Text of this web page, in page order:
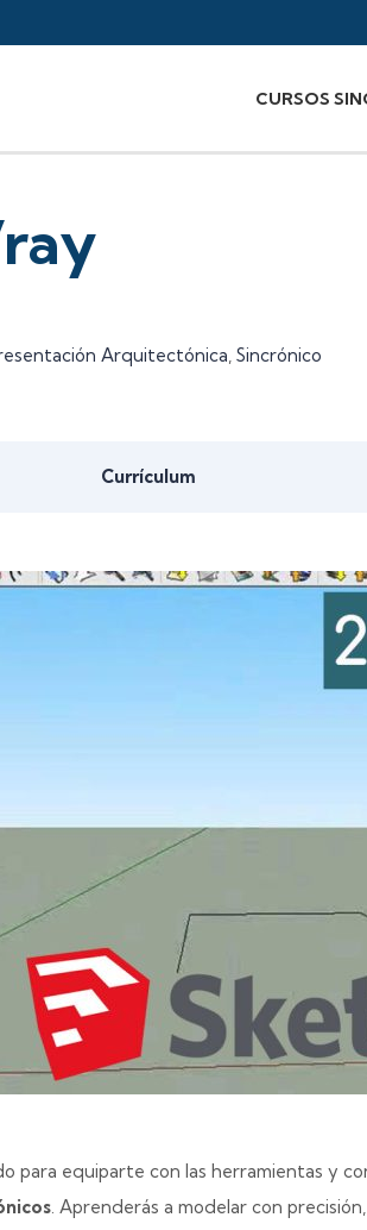
CURSOS
Arquitectónica, Sincrónico
Currículum
para equiparte con las herramientas y
. Aprenderás a modelar con